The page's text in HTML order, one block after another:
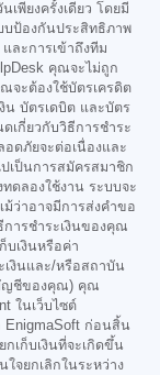
เพียงครั้งเดียว โดยมี
บป้องกันประสิทธิภาพ
ละการเข้าถึงทีม
คุณจะไม่ถูก
จะต้องใช้บัตรเครดิต
น บัตรเดบิต และบัตร
เกี่ยวกับวิธีการชำระ
ดภัยจะต่อเนื่องและ
เป็นการสมัครสมาชิก
ดลองใช้งาน ระบบจะ
ม้ว่าอาจมีการส่งคำขอ
ารชำระเงินของคุณ
บเงินหรือค่า
เงินและ/หรือสถาบัน
ญชีของคุณ) คุณ
ในเว็บไซต์
ก่อนสิ้น
กเก็บเงินที่จะเกิดขึ้น
จยกเลิกในระหว่าง